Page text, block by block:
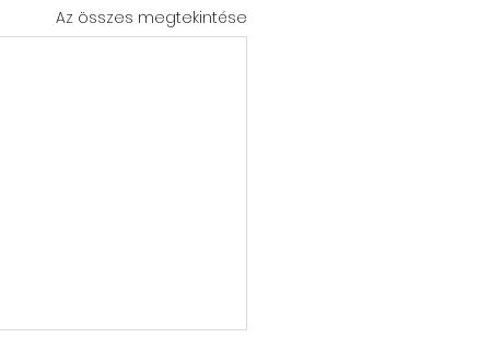
Az összes megtekintése